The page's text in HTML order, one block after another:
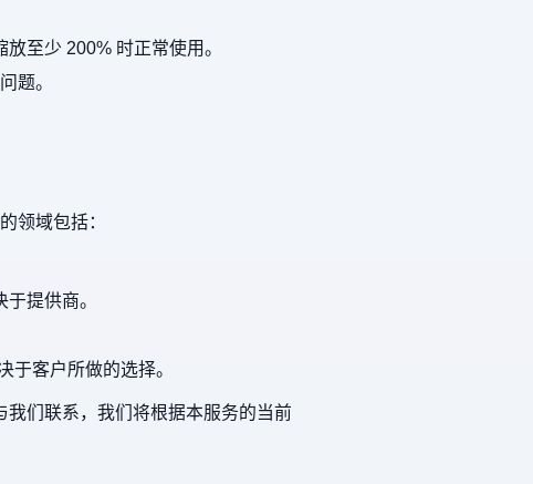
至少 200% 时正常使用。
题。
领域包括：
提供商。
于客户所做的选择。
们联系，我们将根据本服务的当前